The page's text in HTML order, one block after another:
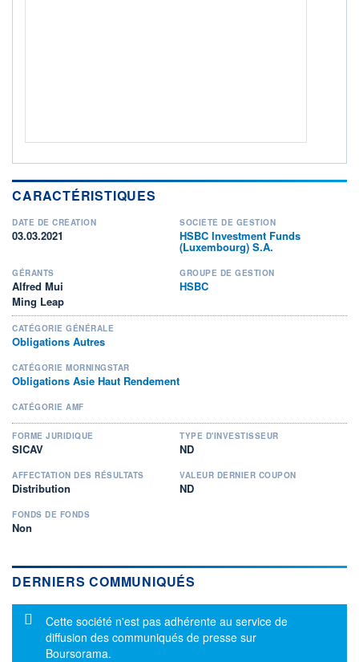
+ PORTEFEUILLE + LISTE
CARACTÉRISTIQUES
DATE DE CRÉATION
03.03.2021
SOCIÉTÉ DE GESTION
HSBC Investment Funds
(Luxembourg) S.A.
GÉRANTS
Alfred Mui
Ming Leap
GROUPE DE GESTION
HSBC
CATÉGORIE GÉNÉRALE
Obligations Autres
CATÉGORIE MORNINGSTAR
Obligations Asie Haut Rendement
CATÉGORIE AMF
FORME JURIDIQUE
SICAV
TYPE D'INVESTISSEUR
ND
AFFECTATION DES RÉSULTATS
Distribution
VALEUR DERNIER COUPON
ND
FONDS DE FONDS
Non
DERNIERS COMMUNIQUÉS
Message d'information
Cette société n'est pas adhérente au service de
diffusion des communiqués de presse sur
Boursorama.